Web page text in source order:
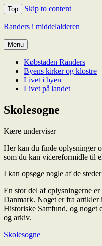
Top Skip to content
Randers i middelalderen
Menu
Købstaden Randers
Byens kirker og klostre
Livet i byen
Livet på landet
Skolesogne
Kære underviser
Her kan du finde oplysninger
som du kan videreformidle til
I kan opsøge nogle af de
En stor del af oplysningerne
Danmark. Noget er fra artikler
Historiske Samfund, og noget
og arkiv.
Skolesogne